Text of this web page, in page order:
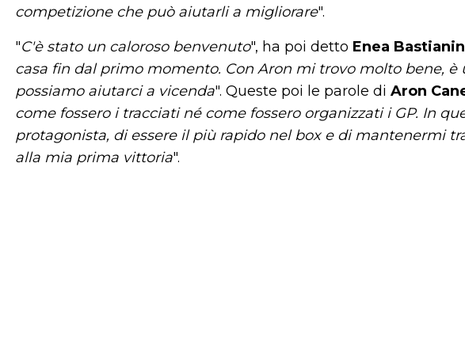
competizione che può aiutarli a migliorare".
"C'è stato un caloroso benvenuto", ha poi detto Enea
casa fin dal primo momento. Con Aron mi trovo molto bene, è
possiamo aiutarci a vicenda". Queste poi le parole di Aron
come fossero i tracciati né come fossero organizzati i GP. In
protagonista, di essere il più rapido nel box e di mantenermi
alla mia prima vittoria".